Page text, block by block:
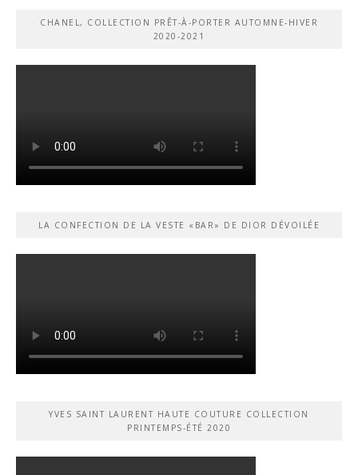
CHANEL, COLLECTION PRÊT-À-PORTER AUTOMNE-HIVER
2020-2021
LA CONFECTION DE LA VESTE «BAR» DE DIOR DÉVOILÉE
YVES SAINT LAURENT HAUTE COUTURE COLLECTION
PRINTEMPS-ÉTÉ 2020